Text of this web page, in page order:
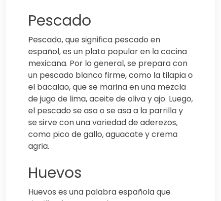
Pescado
Pescado, que significa pescado en
español, es un plato popular en la cocina
mexicana. Por lo general, se prepara con
un pescado blanco firme, como la tilapia o
el bacalao, que se marina en una mezcla
de jugo de lima, aceite de oliva y ajo. Luego,
el pescado se asa o se asa a la parrilla y
se sirve con una variedad de aderezos,
como pico de gallo, aguacate y crema
agria.
Huevos
Huevos es una palabra española que